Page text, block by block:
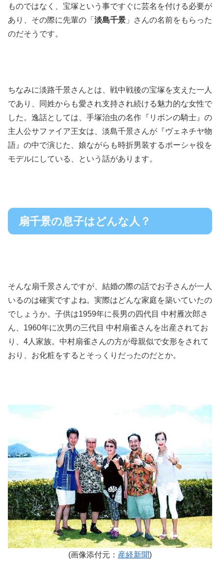
ものではなく、宝塚という事ですぐに芸名を付ける必要が
あり、その際に先輩の「 淡島千景 」さんの名前をもらった
のだそうです。
ちなみに淡路千景さんとは、戦中戦後の宝塚を支えた一人
であり、同姓からも愛され支持され続ける魅力的な女性で
した。逸話としては、手塚治虫の名作『リボンの騎士』の
主人公サファイア王女は、淡島千景さんが『ヴェネチヤ物
語』の中で演じた、娘ながらも時折男装するポーシャ役を
モデルにしている、という話があります。
扇千景の息子はどんな人？
そんな扇千景さんですが、結婚の際の話でお子さんが一人
いるのは確実ですよね。実際はどんな家庭を築いていたの
でしょうか。子供は1959年に長男の四代目 中村雁次郎さ
ん、1960年に次男の三代目 中村扇雀さんを出産されてお
り、4人家族。中村扇雀さんの方が母親似で女形をされて
おり、お化粧をするとそっくりだったのだとか。
(画像添付元： 産経新聞)